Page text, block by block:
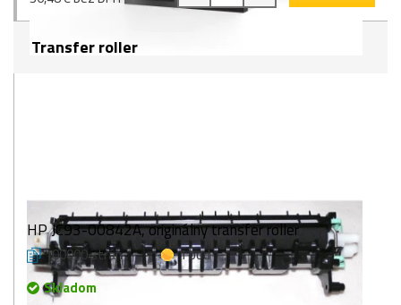
Transfer roller
HP JC93-00842A, originálny transfer roller
100000 strán
1 bod
Skladom